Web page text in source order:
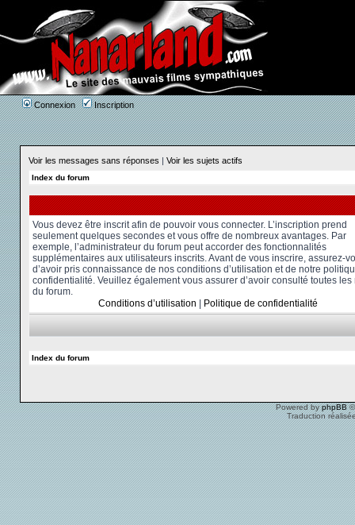
Connexion Inscription
Voir les messages sans réponses | Voir les sujets actifs
Index du forum
Vous devez être inscrit afin de pouvoir vous connecter. L’inscription prend
seulement quelques secondes et vous offre de nombreux avantages. Par
exemple, l’administrateur du forum peut accorder des fonctionnalités
supplémentaires aux utilisateurs inscrits. Avant de vous inscrire, assurez-
d’avoir pris connaissance de nos conditions d’utilisation et de notre
confidentialité. Veuillez également vous assurer d’avoir consulté toutes les
du forum.
Conditions d’utilisation
Politique de confidentialité
Index du forum
Powered byphpBB©
Traduction